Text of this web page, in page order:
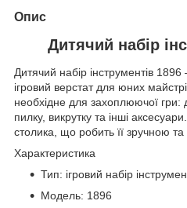
Опис
Дитячий набір
Дитячий набір інструментів
ігровий верстат для юних
необхідне для захоплюючої
пилку, викрутку та інші
столика, що робить її зручною
Характеристика
Тип: ігровий набір
Модель: 1896